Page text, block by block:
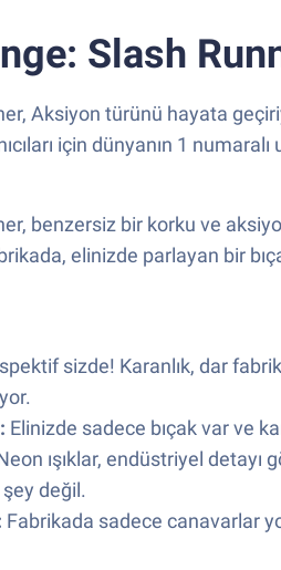
Slash
Aksiyon türünü hayata
için dünyanın 1
benzersiz bir korku ve
elinizde parlayan bir
sizde! Karanlık, dar
Elinizde sadece bıçak var ve
ışıklar, endüstriyel
değil.
Fabrikada sadece canavarlar